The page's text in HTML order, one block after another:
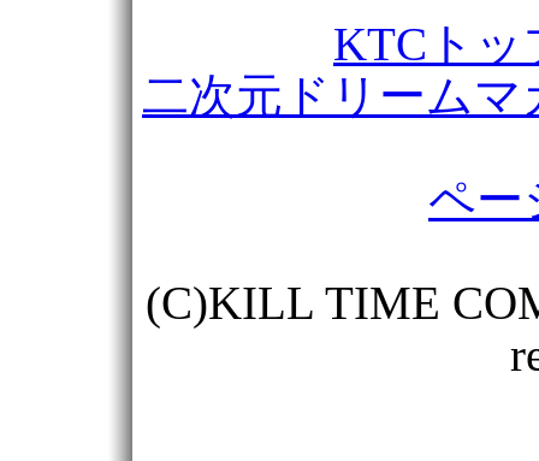
KTCトッ
二次元ドリーム
ペー
(C)KILL TIME